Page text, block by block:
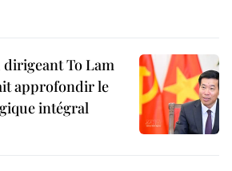
To Lam
approfondir le
intégral